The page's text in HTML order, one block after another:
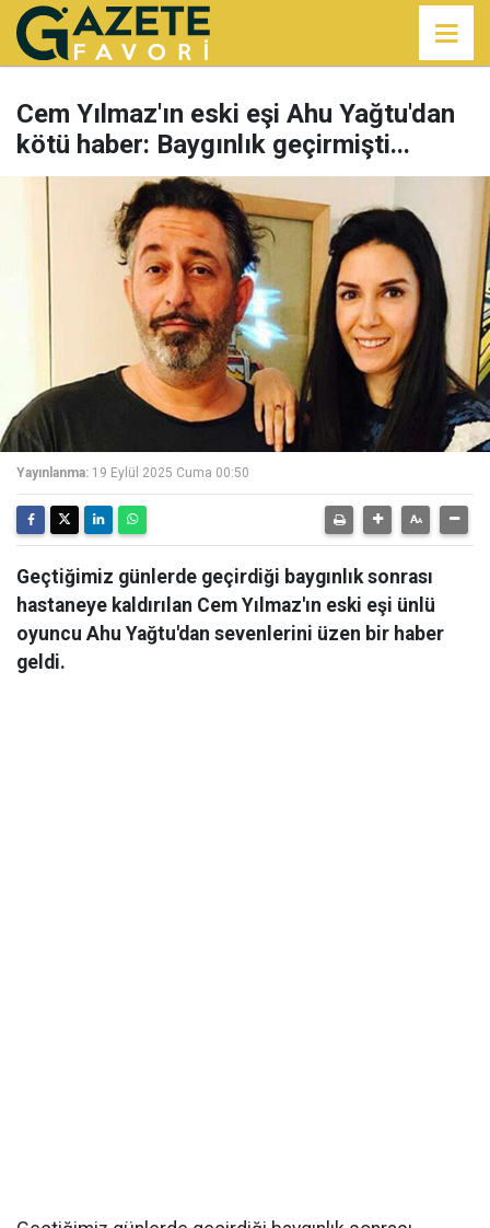
Cem Yılmaz'ın eski eşi Ahu Yağtu'dan
kötü haber: Baygınlık geçirmişti...
Yayınlanma: 19 Eylül 2025 Cuma 00:50
Geçtiğimiz günlerde geçirdiği baygınlık sonrası
hastaneye kaldırılan Cem Yılmaz'ın eski eşi ünlü
oyuncu Ahu Yağtu'dan sevenlerini üzen bir haber
geldi.